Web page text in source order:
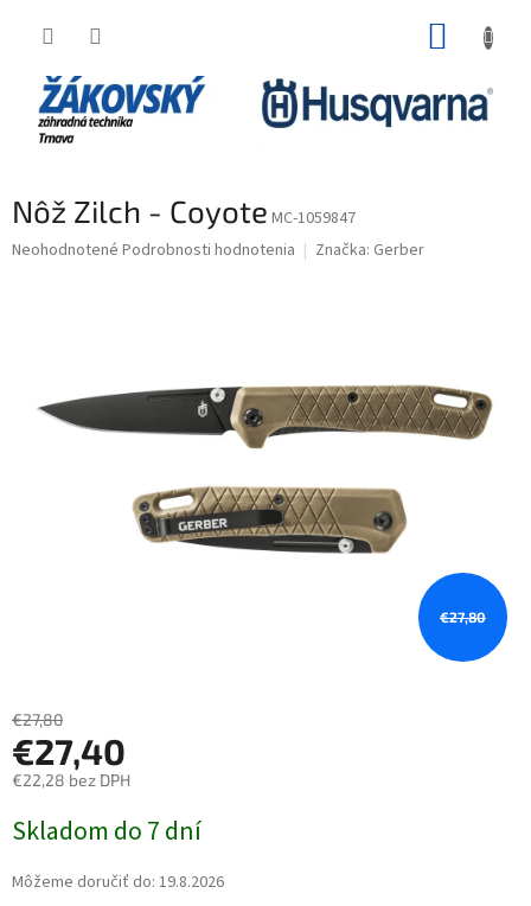
Nôž Zilch - Coyote MC-1059847
Priemerné hodnotenie produktu je 0,0 z 5 hviezdičiek.
Neohodnotené Podrobnosti hodnotenia Značka: Gerber
€27,80
€27,80
€27,40
€22,28 bez DPH
Skladom do 7 dní
Môžeme doručiť do: 19.8.2026